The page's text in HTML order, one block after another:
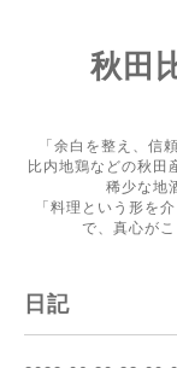
秋田
「余白を整え、信
比内地鶏などの秋田
稀少な地
「料理という形を
で、真心が
日記